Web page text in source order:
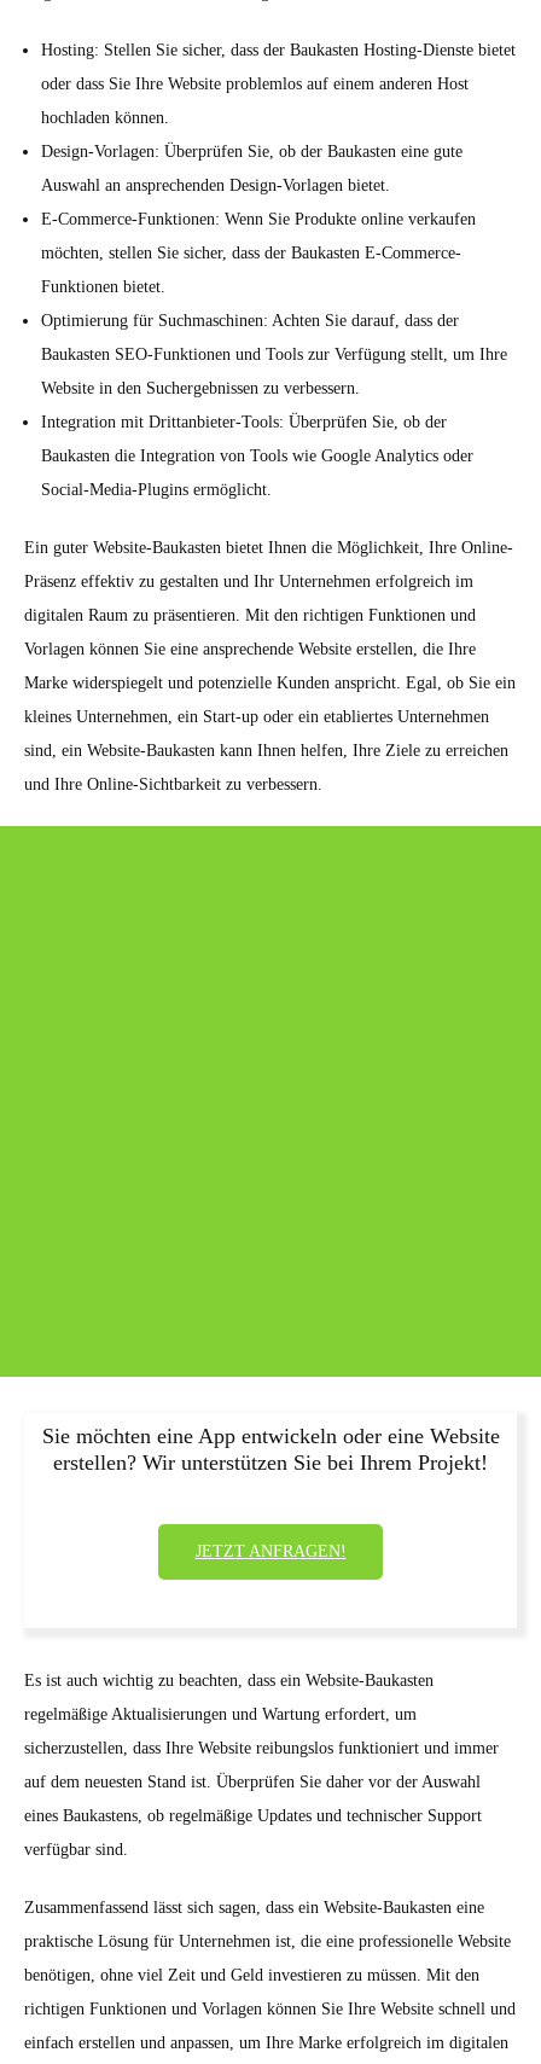
Hosting: Stellen Sie sicher, dass der Baukasten Hosting-Dienste bietet
oder dass Sie Ihre Website problemlos auf einem anderen Host
hochladen können.
Design-Vorlagen: Überprüfen Sie, ob der Baukasten eine gute
Auswahl an ansprechenden Design-Vorlagen bietet.
E-Commerce-Funktionen: Wenn Sie Produkte online verkaufen
möchten, stellen Sie sicher, dass der Baukasten E-Commerce-
Funktionen bietet.
Optimierung für Suchmaschinen: Achten Sie darauf, dass der
Baukasten SEO-Funktionen und Tools zur Verfügung stellt, um Ihre
Website in den Suchergebnissen zu verbessern.
Integration mit Drittanbieter-Tools: Überprüfen Sie, ob der
Baukasten die Integration von Tools wie Google Analytics oder
Social-Media-Plugins ermöglicht.
Ein guter Website-Baukasten bietet Ihnen die Möglichkeit, Ihre Online-
Präsenz effektiv zu gestalten und Ihr Unternehmen erfolgreich im
digitalen Raum zu präsentieren. Mit den richtigen Funktionen und
Vorlagen können Sie eine ansprechende Website erstellen, die Ihre
Marke widerspiegelt und potenzielle Kunden anspricht. Egal, ob Sie ein
kleines Unternehmen, ein Start-up oder ein etabliertes Unternehmen
sind, ein Website-Baukasten kann Ihnen helfen, Ihre Ziele zu erreichen
und Ihre Online-Sichtbarkeit zu verbessern.
Sie möchten eine App entwickeln oder eine Website
erstellen? Wir unterstützen Sie bei Ihrem Projekt!
JETZT ANFRAGEN!
Es ist auch wichtig zu beachten, dass ein Website-Baukasten
regelmäßige Aktualisierungen und Wartung erfordert, um
sicherzustellen, dass Ihre Website reibungslos funktioniert und immer
auf dem neuesten Stand ist. Überprüfen Sie daher vor der Auswahl
eines Baukastens, ob regelmäßige Updates und technischer Support
verfügbar sind.
Zusammenfassend lässt sich sagen, dass ein Website-Baukasten eine
praktische Lösung für Unternehmen ist, die eine professionelle Website
benötigen, ohne viel Zeit und Geld investieren zu müssen. Mit den
richtigen Funktionen und Vorlagen können Sie Ihre Website schnell und
einfach erstellen und anpassen, um Ihre Marke erfolgreich im digitalen